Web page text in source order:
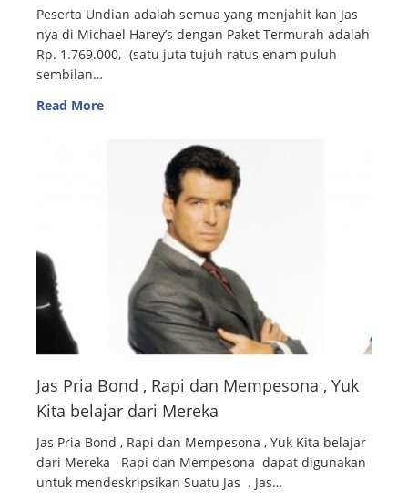
Peserta Undian adalah semua yang menjahit kan Jas
nya di Michael Harey’s dengan Paket Termurah adalah
Rp. 1.769.000,- (satu juta tujuh ratus enam puluh
sembilan…
Read More
Jas Pria Bond , Rapi dan Mempesona , Yuk
Kita belajar dari Mereka
Jas Pria Bond , Rapi dan Mempesona , Yuk Kita belajar
dari Mereka Rapi dan Mempesona dapat digunakan
untuk mendeskripsikan Suatu Jas . Jas…